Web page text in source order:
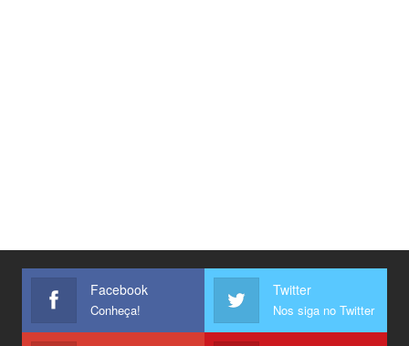
Facebook
Conheça!
Twitter
Nos siga no Twitter